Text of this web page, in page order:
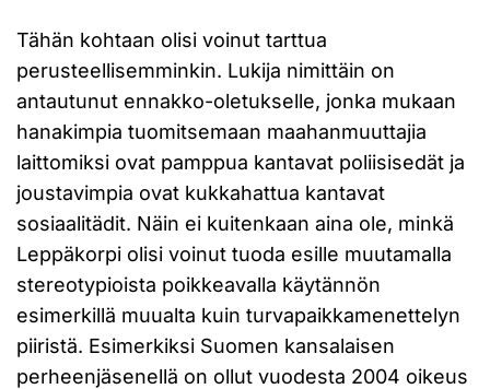
Tähän kohtaan olisi voinut tarttua
perusteellisemminkin. Lukija nimittäin on
antautunut ennakko-oletukselle, jonka mukaan
hanakimpia tuomitsemaan maahanmuuttajia
laittomiksi ovat pamppua kantavat poliisisedät ja
joustavimpia ovat kukkahattua kantavat
sosiaalitädit. Näin ei kuitenkaan aina ole, minkä
Leppäkorpi olisi voinut tuoda esille muutamalla
stereotypioista poikkeavalla käytännön
esimerkillä muualta kuin turvapaikkamenettelyn
piiristä. Esimerkiksi Suomen kansalaisen
perheenjäsenellä on ollut vuodesta 2004 oikeus